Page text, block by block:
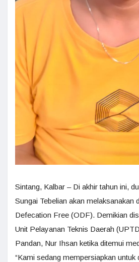
Sintang, Kalbar – Di akhir tahun ini,
Sungai Tebelian akan melaksanakan
Defecation Free (ODF). Demikian
Unit Pelayanan Teknis Daerah
Pandan, Nur Ihsan ketika ditemui
“Kami sedang mempersiapkan